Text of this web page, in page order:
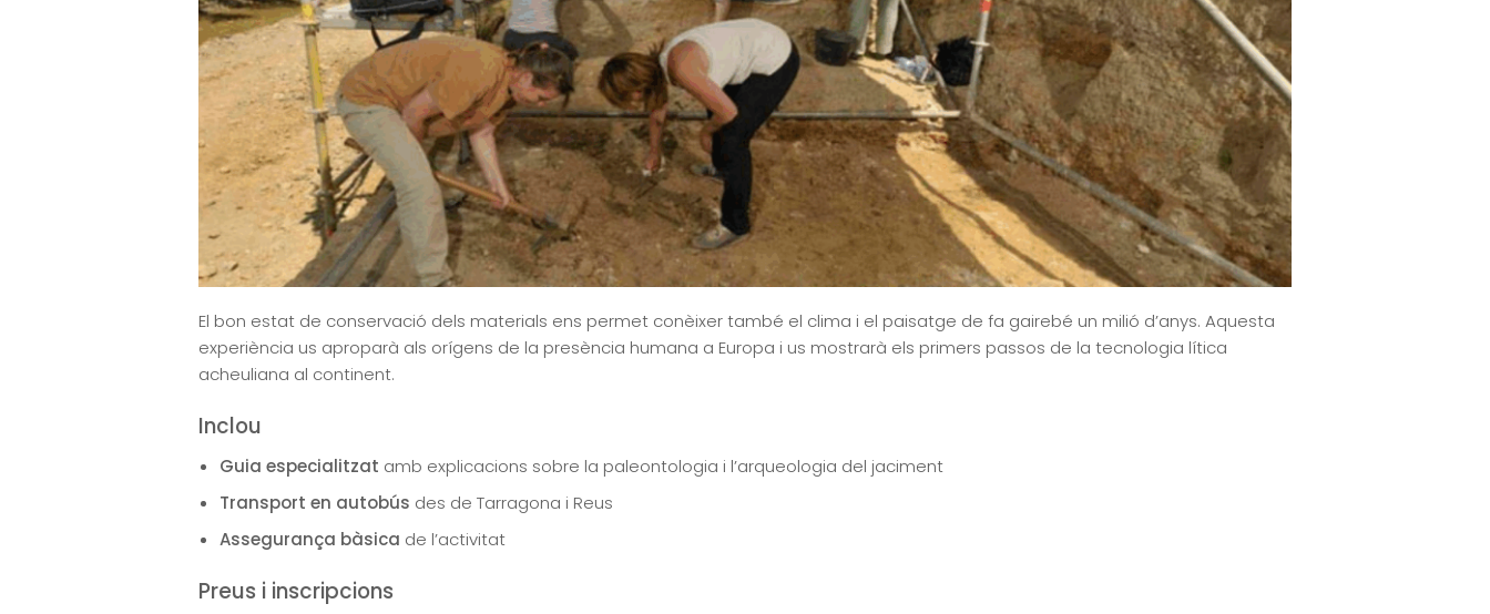
El bon estat de conservació dels materials ens permet conèixer també el clima i el paisatge de fa gairebé un milió d’anys. Aquesta
experiència us aproparà als orígens de la presència humana a Europa i us mostrarà els primers passos de la tecnologia lítica
acheuliana al continent.
Inclou
Guia especialitzat amb explicacions sobre la paleontologia i l’arqueologia del jaciment
Transport en autobús des de Tarragona i Reus
Assegurança bàsica de l’activitat
Preus i inscripcions